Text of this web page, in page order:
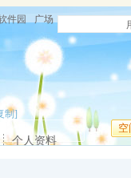
件园 广场
制]
空
个人资料